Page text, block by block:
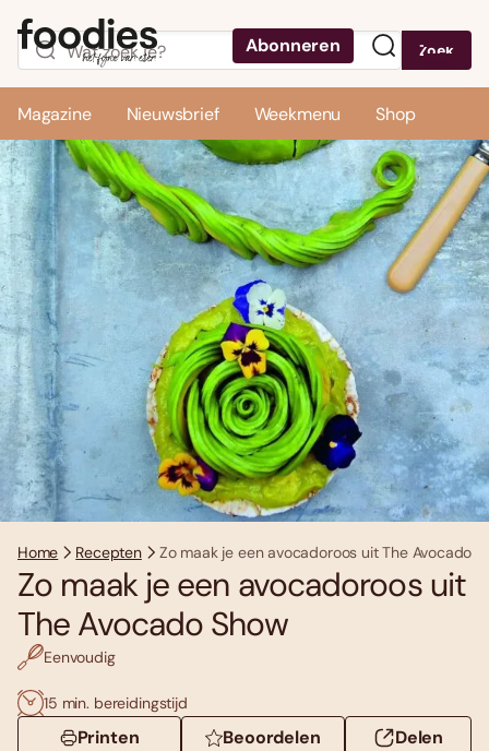
Abonneren Zoek
Magazine Nieuwsbrief Weekmenu Shop
Home Recepten Zo maak je een avocadoroos uit The Avocado
Zo maak je een avocadoroos uit
The Avocado Show
Eenvoudig
15 min. bereidingstijd
Printen Beoordelen Delen